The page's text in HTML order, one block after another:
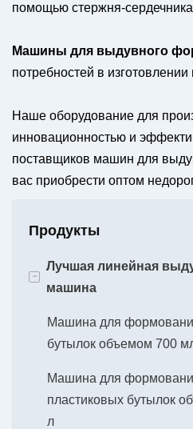
помощью стержня-
Машины для выдувного
потребностей в
Наше оборудование для
инновационностью и
поставщиков машин для
вас приобрести оптом
Продукты
-
Лучшая линейная
машина
Машина для
бутылок объемом 700
Машина для
пластиковых бутылок
л